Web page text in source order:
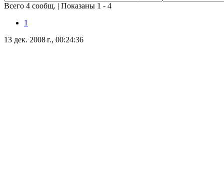
Всего 4 сообщ. | Показаны 1 - 4
1
13 дек. 2008 г., 00:24:36